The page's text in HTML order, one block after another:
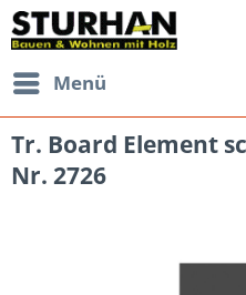
Menü
Tr. Board Element
Nr. 2726